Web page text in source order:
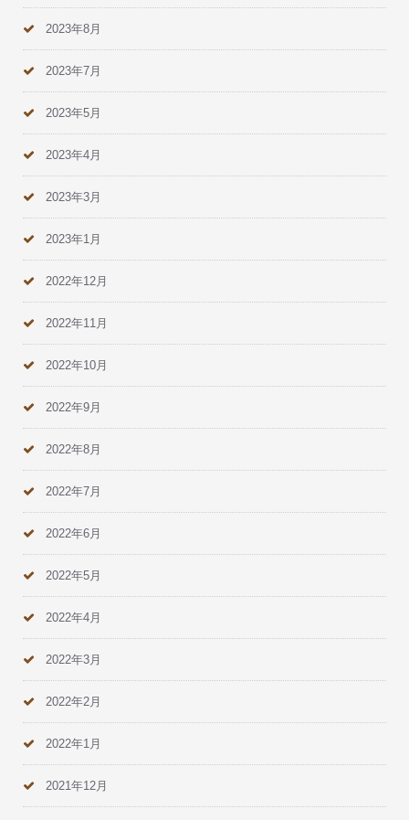
2023年8月
2023年7月
2023年5月
2023年4月
2023年3月
2023年1月
2022年12月
2022年11月
2022年10月
2022年9月
2022年8月
2022年7月
2022年6月
2022年5月
2022年4月
2022年3月
2022年2月
2022年1月
2021年12月